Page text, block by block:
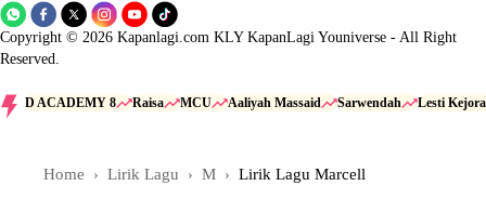
Copyright © 2026 Kapanlagi.com KLY KapanLagi Youniverse - All Right
Reserved.
D ACADEMY 8 Raisa MCU Aaliyah Massaid Sarwendah Lesti Kejora
Home Lirik Lagu M Lirik Lagu Marcell